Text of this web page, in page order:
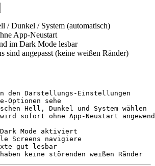
/ Dunkel / System (automatisch)
App-Neustart
im Dark Mode lesbar
sind angepasst (keine weißen Ränder)
sofort ohne App-Neustart
keine störenden weißen Ränder